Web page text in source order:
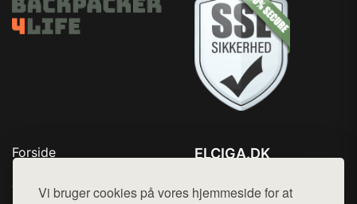
Vi bruger cookies på vores hjemmeside for at
Forside
Top Rabatter
ELCIGA.DK